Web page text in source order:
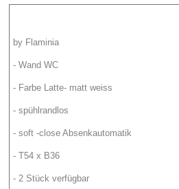
Fliesen
Sauna und Hamam
Rimadesio
by Flaminia
- Wand WC
- Farbe Latte- matt weiss
- spühlrandlos
- soft -close Absenkautomatik
- T54 x B36
- 2 Stück verfügbar